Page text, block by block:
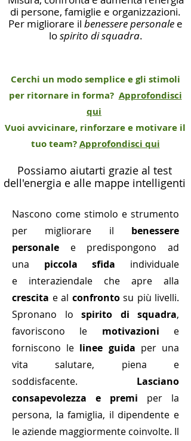
di persone, famiglie e organizzazioni.
Per migliorare il benessere personale e
lospirito di squadra.
Cerchi un modo semplice e gli stimoli
per ritornare in forma? Approfondisci
qui
Vuoi avvicinare, rinforzare e motivare il
tuo team?Approfondisci qui
Possiamo aiutarti grazie al test
dell'energia e alle mappe intelligenti
Nascono come stimolo e strumento
per migliorare il benessere
personale e predispongono ad
una piccola sfida individuale
e
interaziendale che apre alla
crescita e al confrontosu più livelli.
Spronano lo spirito di squadra,
favoriscono le motivazioni e
forniscono le linee guida per una
vita salutare, piena e
soddisfacente. Lasciano
consapevolezza e premi per la
persona, la famiglia, il dipendente e
le aziende maggiormente coinvolte. Il